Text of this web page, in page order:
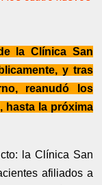
la Clínica San
y tras
reanudó los
hasta la próxima
la Clínica San
afiliados a